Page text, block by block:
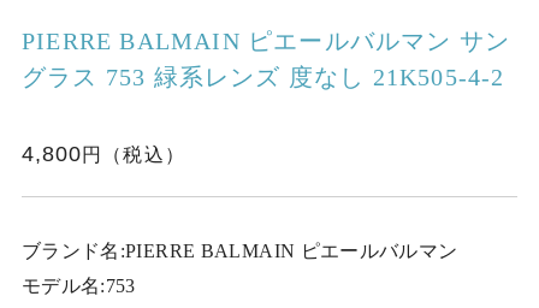
PIERRE BALMAIN ピエールバルマン サン
グラス 753 緑系レンズ 度なし 21K505-4-2
4,800
ブランド名:PIERRE BALMAIN ピエールバルマン
モデル名:753